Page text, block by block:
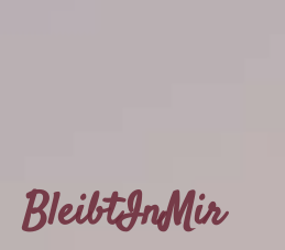
BleibtInMir